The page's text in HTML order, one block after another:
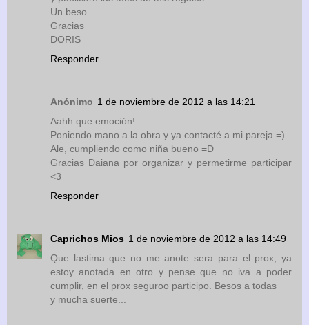
Un beso
Gracias
DORIS
Responder
Anónimo 1 de noviembre de 2012 a las 14:21
Aahh que emoción!
Poniendo mano a la obra y ya contacté a mi pareja =)
Ale, cumpliendo como niña bueno =D
Gracias Daiana por organizar y permetirme participar
<3
Responder
Caprichos Mios 1 de noviembre de 2012 a las 14:49
Que lastima que no me anote sera para el prox, ya
estoy anotada en otro y pense que no iva a poder
cumplir, en el prox seguroo participo. Besos a todas
y mucha suerte...